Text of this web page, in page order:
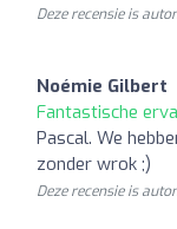
Deze recensie is
Noémie Gilbert
Fantastische
Pascal. We
zonder wrok ;)
Deze recensie is